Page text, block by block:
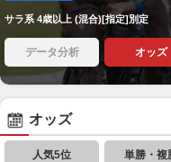
サラ系 4歳以上 (混合)[指定]別定
データ分析 オッズ
オッズ
人気5位 単勝・複